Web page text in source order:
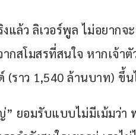
แล้ว ลิเวอร์พูล ไม่อยากจ
กสโมสรที่สนใจ หากเจ้า
(ราว 1,540 ล้านบาท) ขึ้น
” ยอมรับแบบไม่มีเม้มว่า